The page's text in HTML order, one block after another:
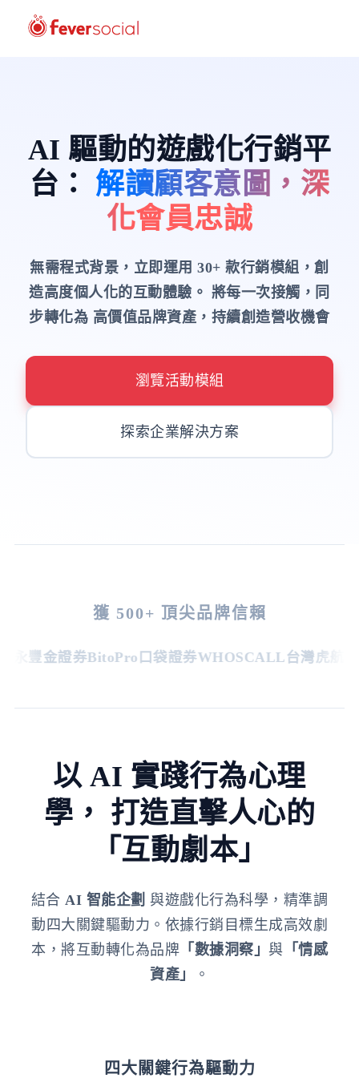
AI 驅動的遊戲化行銷平
台 ： 解讀顧客意圖，深
化會員忠誠
無需程式背景，立即運用 30+ 款行銷模組，創
造高度個人化的互動體驗。 將每一次接觸，同
步轉化為 高價值品牌資產，持續創造營收機會
瀏覽活動模組
探索企業解決方案
獲 500+ 頂尖品牌信賴
豐金證券BitoPro口袋證券WHOSCALL台灣虎航新
以 AI 實踐行為心理
學， 打造直擊人心的
「互動劇本」
結合 AI 智能企劃 與遊戲化行為科學，精準調
動四大關鍵驅動力。依據行銷目標生成高效劇
本，將互動轉化為品牌 「數據洞察」 與 「情感
資產」
。
四大關鍵行為驅動力